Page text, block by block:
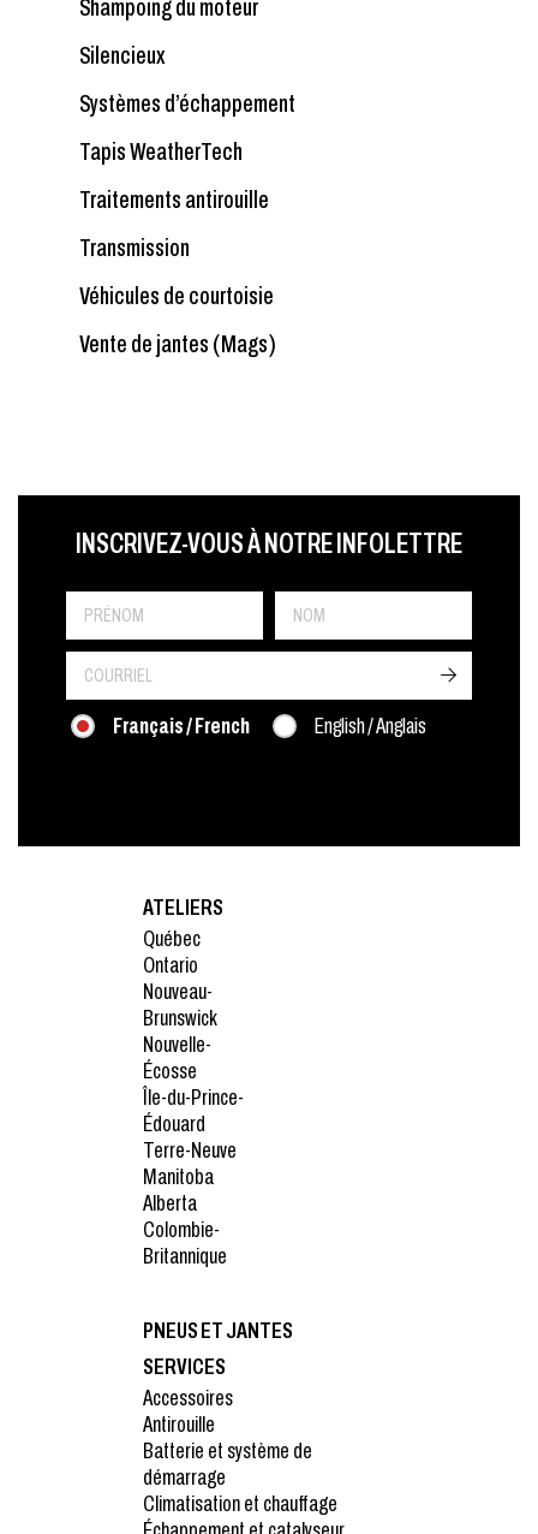
Shampoing du moteur
Silencieux
Systèmes d’échappement
Tapis WeatherTech
Traitements antirouille
Transmission
Véhicules de courtoisie
Vente de jantes (Mags)
PRÉNOM
LAST NAME
INSCRIVEZ-VOUS À NOTRE INFOLETTRE
LANGUE
Français / French English / Anglais
->
ATELIERS
Québec
Ontario
Nouveau-
Brunswick
Nouvelle-
Écosse
Île-du-Prince-
Édouard
Terre-Neuve
Manitoba
Alberta
Colombie-
Britannique
PNEUS ET JANTES
SERVICES
Accessoires
Antirouille
Batterie et système de
démarrage
Climatisation et chauffage